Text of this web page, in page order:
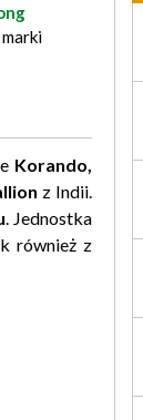
Korando,
z Indii.
. Jednostka
również z